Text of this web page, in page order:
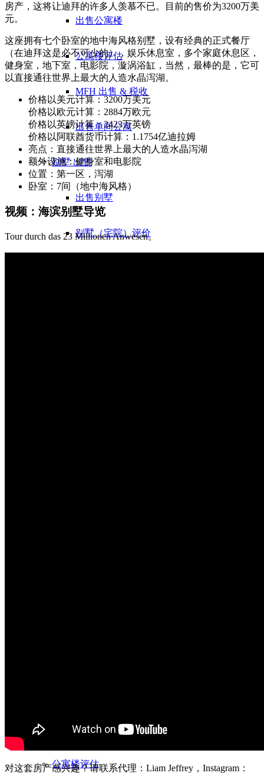
出售公寓楼
公寓楼评估
MFH 出售 & 税收
出售单间公寓
别墅出售
出售别墅
别墅（宅院）评价
宅院评估
公寓楼评估
房产，这将让迪拜的许多人羡慕不已。目前的售价为3200万美
元。
这座拥有七个卧室的地中海风格别墅，设有经典的正式餐厅
（在迪拜这是必不可少的），娱乐休息室，多个家庭休息区，
健身室，地下室，电影院，漩涡浴缸，当然，最棒的是，它可
以直接通往世界上最大的人造水晶泻湖。
价格以美元计算：3200万美元
价格以欧元计算：2884万欧元
价格以英镑计算：2423万英镑
价格以阿联酋货币计算：1.1754亿迪拉姆
亮点：直接通往世界上最大的人造水晶泻湖
额外设施：健身室和电影院
位置：第一区，泻湖
卧室：7间（地中海风格）
视频：海滨别墅导览
Tour durch das 23 Millionen Anwesen。
对这套房产感兴趣？请联系代理：Liam Jeffrey，Instagram：